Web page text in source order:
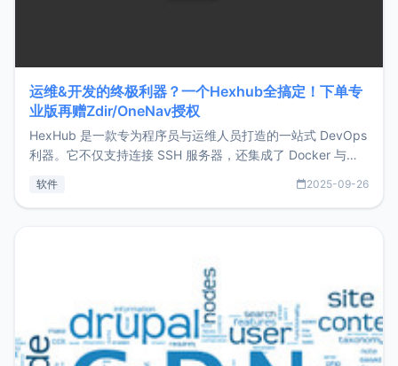
运维&开发的终极利器？一个Hexhub全搞定！下单专
业版再赠Zdir/OneNav授权
HexHub 是一款专为程序员与运维人员打造的一站式 DevOps
利器。它不仅支持连接 SSH 服务器，还集成了 Docker 与常
件间频繁切换，仅凭 HexHub 即可同时搞定运维与数据库操
软件 2025-09-26